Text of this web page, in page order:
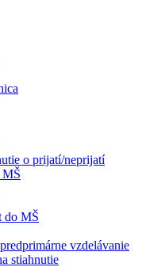
o prijatí/neprijatí
MŠ
do MŠ
vzdelávanie
stiahnutie